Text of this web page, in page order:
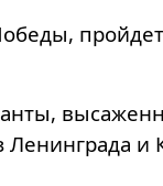
Ленинграда